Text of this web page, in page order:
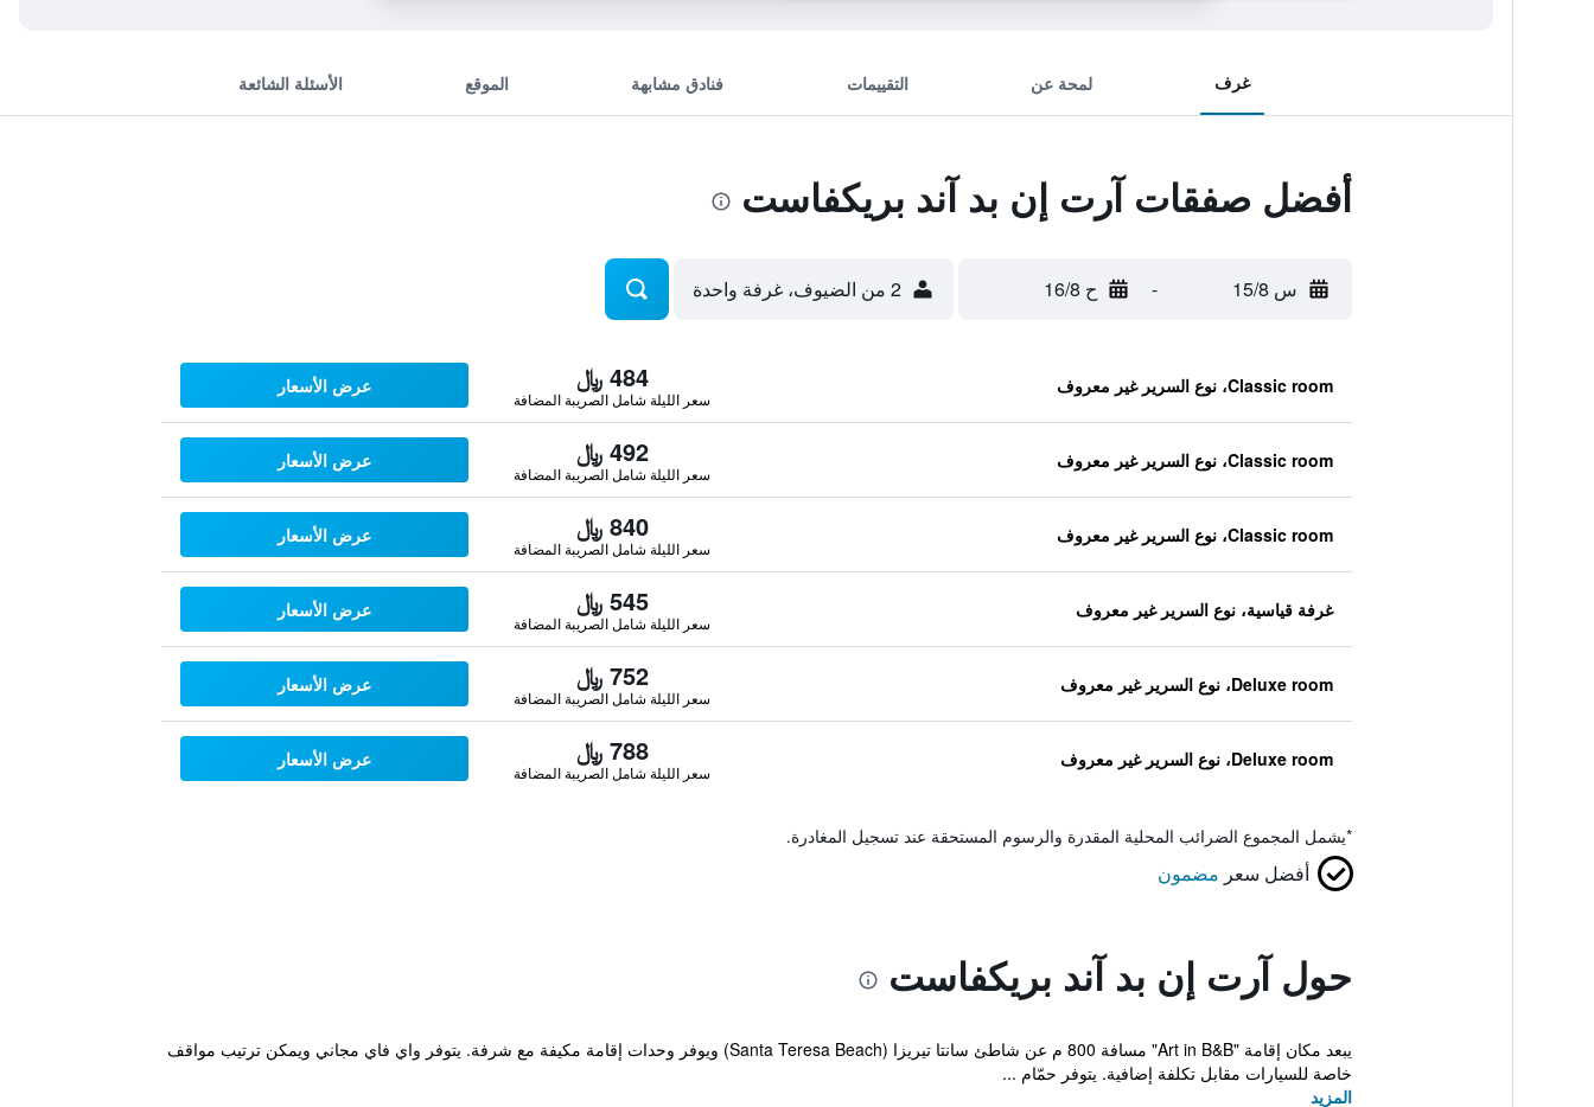
غرف لمحة عن التقييمات فنادق مشابهة الموقع الأسئلة الشائعة
أفضل صفقات آرت إن بد آند بريكفاست
س 15/8 - ح 16/8 2 من الضيوف، غرفة واحدة
Classic room، نوع السرير غير معروف 484 ﷼
سعر الليلة شامل الصريبة المضافة
عرض الأسعار
Classic room، نوع السرير غير معروف 492 ﷼
سعر الليلة شامل الصريبة المضافة
عرض الأسعار
Classic room، نوع السرير غير معروف 840 ﷼
سعر الليلة شامل الصريبة المضافة
عرض الأسعار
غرفة قياسية، نوع السرير غير معروف 545 ﷼
سعر الليلة شامل الصريبة المضافة
عرض الأسعار
Deluxe room، نوع السرير غير معروف 752 ﷼
سعر الليلة شامل الصريبة المضافة
عرض الأسعار
Deluxe room، نوع السرير غير معروف 788 ﷼
سعر الليلة شامل الصريبة المضافة
عرض الأسعار
*يشمل المجموع الضرائب المحلية المقدرة والرسوم المستحقة عند تسجيل المغادرة.
أفضل سعر مضمون
حول آرت إن بد آند بريكفاست
يبعد مكان إقامة "Art in B&B" مسافة 800 م عن شاطئ سانتا تيريزا (Santa Teresa Beach) ويوفر وحدات إقامة مكيفة مع شرفة. يتوفر واي فاي مجاني ويمكن ترتيب مواقف
خاصة للسيارات مقابل تكلفة إضافية. يتوفر حمّام ...
المزيد